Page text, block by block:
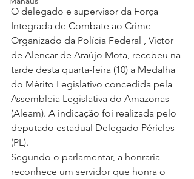
O delegado e supervisor da Força
Integrada de Combate ao Crime
Organizado da Polícia Federal , Victor
de Alencar de Araújo Mota, recebeu na
tarde desta quarta-feira (10) a Medalha
do Mérito Legislativo concedida pela
Assembleia Legislativa do Amazonas
(Aleam). A indicação foi realizada pelo
deputado estadual Delegado Péricles
(PL).
Segundo o parlamentar, a honraria
reconhece um servidor que honra o